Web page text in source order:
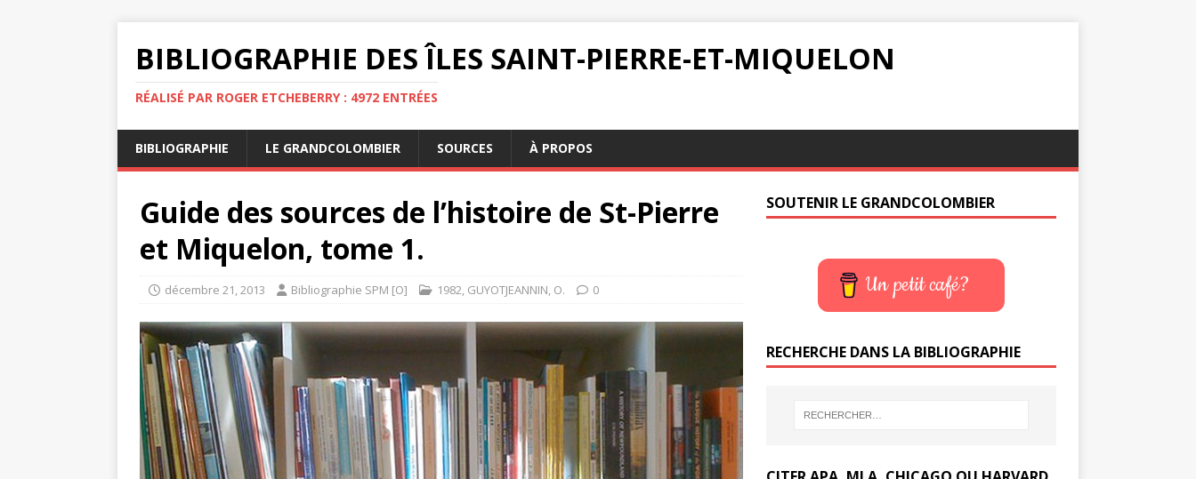
BIBLIOGRAPHIE DES ÎLES SAINT-PIERRE-ET-MIQUELON
RÉALISÉ PAR ROGER ETCHEBERRY : 4972 ENTRÉES
BIBLIOGRAPHIE LE GRANDCOLOMBIER SOURCES À PROPOS
Guide des sources de l’histoire de St-Pierre
et Miquelon, tome 1.
décembre 21, 2013 Bibliographie SPM [O] 1982, GUYOTJEANNIN, O. 0
SOUTENIR LE GRANDCOLOMBIER
Un petit café?
RECHERCHE DANS LA BIBLIOGRAPHIE